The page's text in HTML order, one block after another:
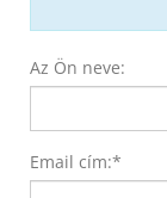
Az Ön neve:
Email cím:*